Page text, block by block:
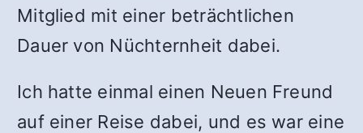
Mitglied mit einer beträchtlichen
Dauer von Nüchternheit dabei.
Ich hatte einmal einen Neuen Freund
auf einer Reise dabei, und es war eine